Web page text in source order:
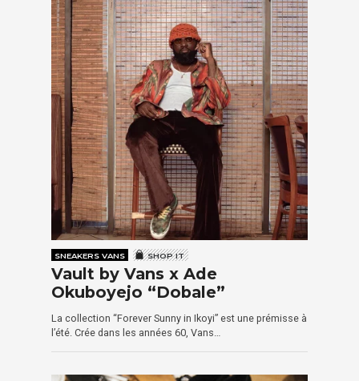
SNEAKERS VANS SHOP IT
Vault by Vans x Ade
Okuboyejo “Dobale”
La collection “Forever Sunny in Ikoyi” est une prémisse à
l’été. Crée dans les années 60, Vans…